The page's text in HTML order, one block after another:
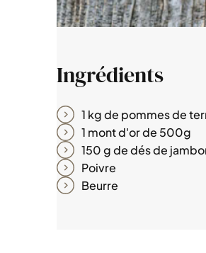
Ingrédients
1 kg de pommes de
1 mont d'or de 500g
150 g de dés de
Poivre
Beurre